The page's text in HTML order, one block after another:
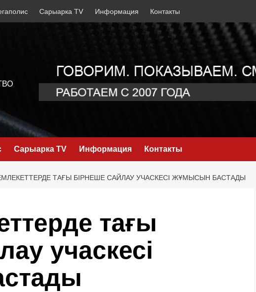
Сарыарка TV Информация Контакты
Сарыарка TV Информация Контакты
ТАҒЫ БІРНЕШЕ САЙЛАУ УЧАСКЕСІ ЖҰМЫСЫН БАСТАДЫ
тағы
учаскесі